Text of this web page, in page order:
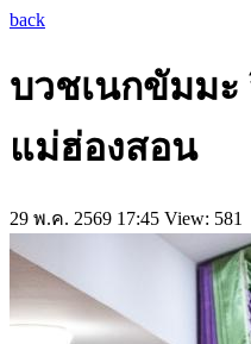
back
บวชเนกขัมม
แม่ฮ่องสอน
29 พ.ค. 2569 17:45 View: 581